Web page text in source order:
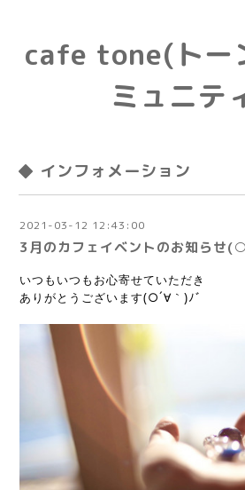
cafe tone(トー
ミュニテ
◆ インフォメーション
2021-03-12 12:43:00
3月のカフェイベントのお知らせ
いつもいつもお心寄せていただき
ありがとうございます(○´∀｀)ﾉﾞ